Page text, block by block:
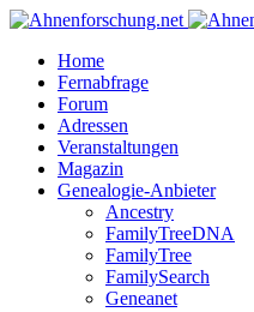
Home
Fernabfrage
Forum
Adressen
Veranstaltungen
Magazin
Genealogie-Anbieter
Ancestry
FamilyTreeDNA
FamilyTree
FamilySearch
Geneanet